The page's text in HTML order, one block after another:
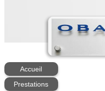
Accueil
Prestations